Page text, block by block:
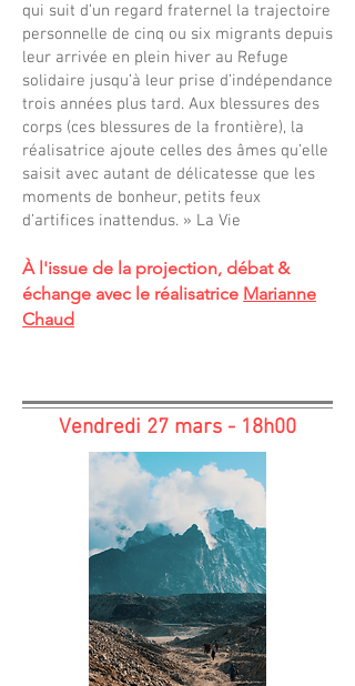
qui suit d’un regard fraternel la trajectoire
personnelle de cinq ou six migrants depuis
leur arrivée en plein hiver au Refuge
solidaire jusqu’à leur prise d’indépendance
trois années plus tard. Aux blessures des
corps (ces blessures de la frontière), la
réalisatrice ajoute celles des âmes qu’elle
saisit avec autant de délicatesse que les
moments de bonheur, petits feux
d’artifices inattendus. » La Vie
À l'issue de la projection, débat &
échange avec le réalisatrice Marianne
Chaud
Vendredi 27 mars - 18h00